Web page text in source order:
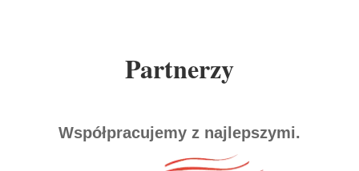
Partnerzy
Współpracujemy z najlepszymi.